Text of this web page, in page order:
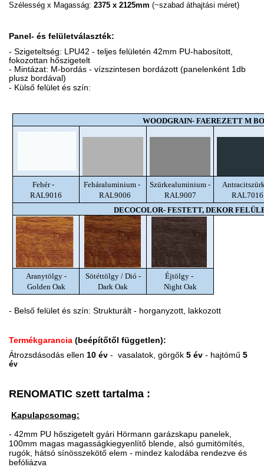
Szélesség x Magasság: 2375 x 2125mm (~szabad áthajtási méret)
Panel- és felületválaszték:
- Szigeteltség: LPU42 - teljes felületén 42mm PU-habosított,
fokozottan hőszigetelt
- Mintázat: M-bordás - vízszintesen bordázott (panelenként 1db
plusz bordával)
- Külső felület és szín:
WOODGRAIN- FAEREZETT M
Fehér -
RAL9016
Feháraluminium -
RAL9006
Szürkealuminium -
RAL9007
RAL7016
DECOCOLOR- FESTETT, DEKOR
Aranytölgy -
Golden Oak
Sötéttölgy / Dió -
Dark Oak
Éjtölgy -
Night Oak
- Belső felület és szín: Strukturált - horganyzott, lakkozott
Termékgarancia (beépítőtől független):
Átrozsdásodás ellen 10 év - vasalatok, görgők 5 év - hajtómű 5
év
RENOMATIC szett tartalma :
Kapulapcsomag:
- 42mm PU hőszigetelt gyári Hörmann garázskapu panelek,
100mm magas magasságkiegyenlítő blende, alsó gumitömítés,
rugók, hátsó sínösszekötő elem - mindez kalodába rendezve és
befóliázva